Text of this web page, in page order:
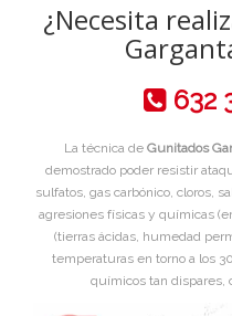
¿Necesita
632
La técnica de Gunitados
demostrado poder resistir
sulfatos, gas carbónico, cloros,
agresiones físicas y químicas
(tierras ácidas, humedad
temperaturas en torno a los
químicos tan dispares,